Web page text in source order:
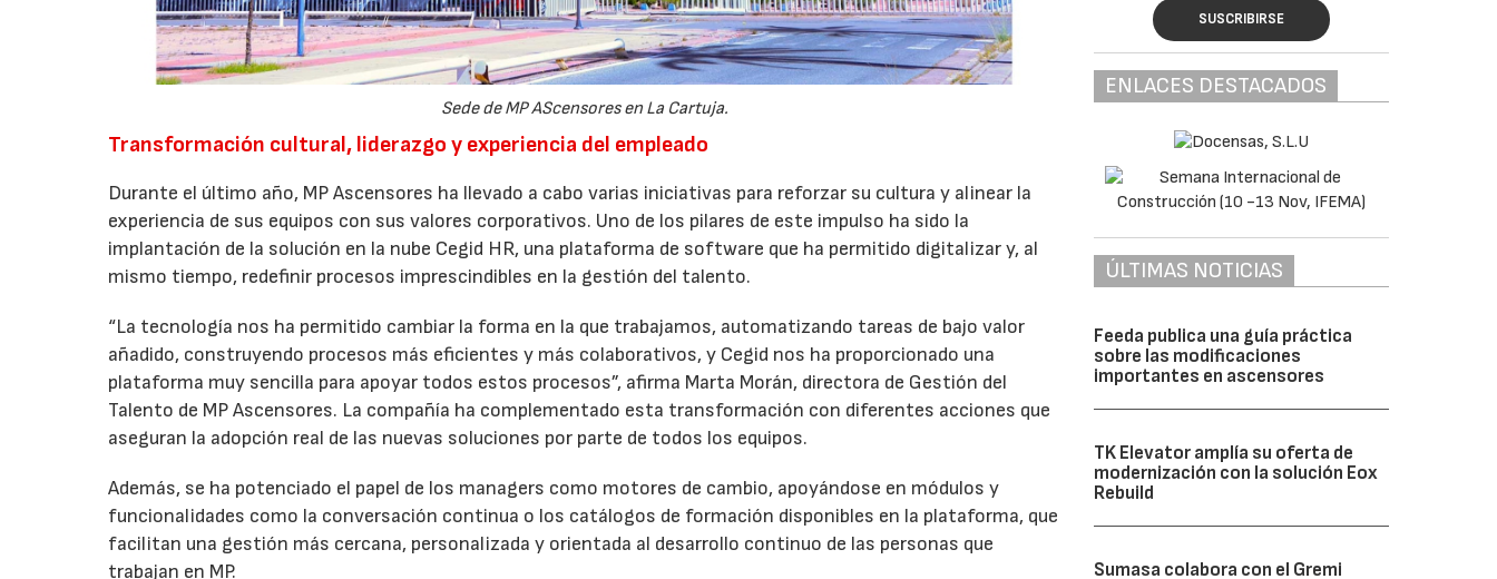
Sede de MP AScensores en La Cartuja.
Transformación cultural, liderazgo y experiencia del empleado
Durante el último año, MP Ascensores ha llevado a cabo varias iniciativas para reforzar su cultura y alinear la
experiencia de sus equipos con sus valores corporativos. Uno de los pilares de este impulso ha sido la
implantación de la solución en la nube Cegid HR, una plataforma de software que ha permitido digitalizar y, al
mismo tiempo, redefinir procesos imprescindibles en la gestión del talento.
“La tecnología nos ha permitido cambiar la forma en la que trabajamos, automatizando tareas de bajo valor
añadido, construyendo procesos más eficientes y más colaborativos, y Cegid nos ha proporcionado una
plataforma muy sencilla para apoyar todos estos procesos”, afirma Marta Morán, directora de Gestión del
Talento de MP Ascensores. La compañía ha complementado esta transformación con diferentes acciones que
aseguran la adopción real de las nuevas soluciones por parte de todos los equipos.
Además, se ha potenciado el papel de los managers como motores de cambio, apoyándose en módulos y
funcionalidades como la conversación continua o los catálogos de formación disponibles en la plataforma, que
facilitan una gestión más cercana, personalizada y orientada al desarrollo continuo de las personas que
trabajan en MP.
SUSCRIBIRSE
ENLACES DESTACADOS
ÚLTIMAS NOTICIAS
Feeda publica una guía práctica
sobre las modificaciones
importantes en ascensores
TK Elevator amplía su oferta de
modernización con la solución Eox
Rebuild
Sumasa colabora con el Gremi